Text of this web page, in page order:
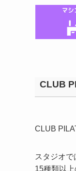
CLUB
CLUB
スタジオ
15種類以